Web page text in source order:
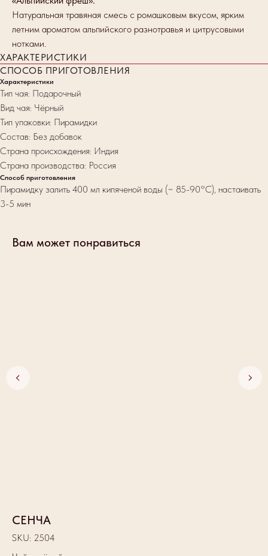
Натуральная травяная смесь с ромашковым вкусом, ярким
летним ароматом альпийского разнотравья и цитрусовыми
нотками.
ХАРАКТЕРИСТИКИ
СПОСОБ ПРИГОТОВЛЕНИЯ
Характеристики
Тип чая: Подарочный
Вид чая: Чёрный
Тип упаковки: Пирамидки
Состав: Без добавок
Страна происхождения: Индия
Страна производства: Россия
Способ приготовления
Пирамидку залить 400 мл кипяченой воды (~ 85-90°C), настаивать
3-5 мин
Вам может понравиться
СЕНЧА
SKU: 2504